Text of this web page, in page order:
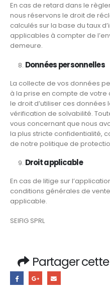
En cas de retard dans le
nous réservons le droit de
calculés sur la base du taux
applicables à compter de
demeure.
Données personnelles
La collecte de vos données
à la prise en compte de votre
le droit d’utiliser ces
vérification de solvabilité.
vous concernant que nous
la plus stricte confidentialité,
de notre politique de
Droit applicable
En cas de litige sur
conditions générales de
applicable.
SEIFIG SPRL
Partager